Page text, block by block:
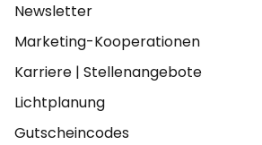
Newsletter
Marketing-Kooperationen
Karriere | Stellenangebote
Lichtplanung
Gutscheincodes